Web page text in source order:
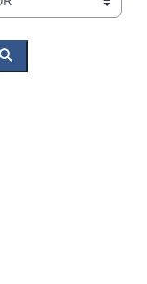
Buscar cursos